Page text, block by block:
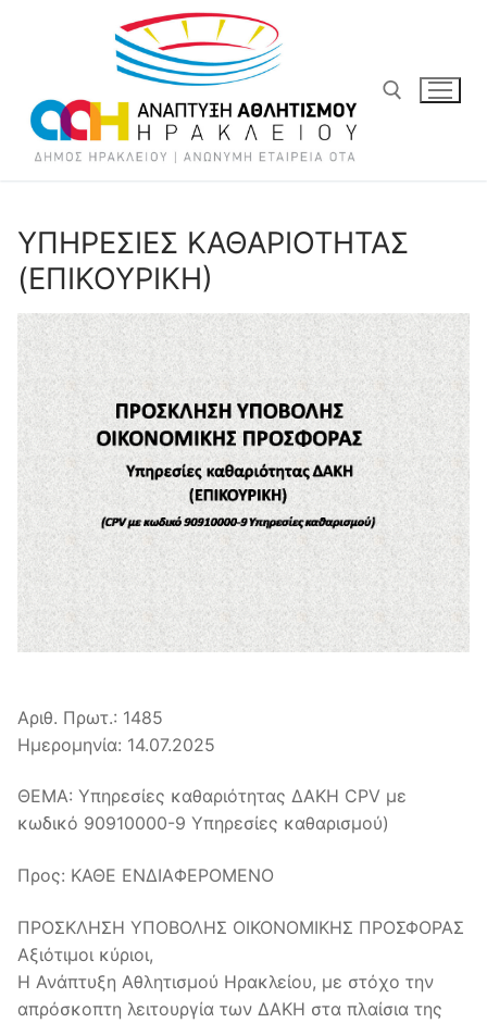
ΥΠΗΡΕΣΙΕΣ ΚΑΘΑΡΙΟΤΗΤΑΣ
(ΕΠΙΚΟΥΡΙΚΗ)
Αριθ. Πρωτ.: 1485
Ημερομηνία: 14.07.2025
ΘΕΜΑ: Υπηρεσίες καθαριότητας ΔΑΚΗ CPV με
κωδικό 90910000-9 Υπηρεσίες καθαρισμού)
Προς: ΚΑΘΕ ΕΝΔΙΑΦΕΡΟΜΕΝΟ
ΠΡΟΣΚΛΗΣΗ ΥΠΟΒΟΛΗΣ ΟΙΚΟΝΟΜΙΚΗΣ ΠΡΟΣΦΟΡΑΣ
Αξιότιμοι κύριοι,
Η Ανάπτυξη Αθλητισμού Ηρακλείου, με στόχο την
απρόσκοπτη λειτουργία των ΔΑΚΗ στα πλαίσια της